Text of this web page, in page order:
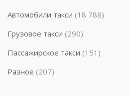
Автомобили такси (18 788)
Грузовое такси (290)
Пассажирское такси (151)
Разное (207)